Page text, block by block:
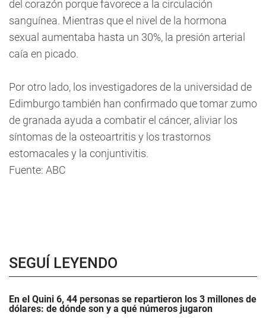
del corazón porque favorece a la circulación
sanguínea. Mientras que el nivel de la hormona
sexual aumentaba hasta un 30%, la presión arterial
caía en picado.
Por otro lado, los investigadores de la universidad de
Edimburgo también han confirmado que tomar zumo
de granada ayuda a combatir el cáncer, aliviar los
síntomas de la osteoartritis y los trastornos
estomacales y la conjuntivitis.
Fuente: ABC
SEGUÍ LEYENDO
En el Quini 6, 44 personas se repartieron los 3 millones de
dólares: de dónde son y a qué números jugaron